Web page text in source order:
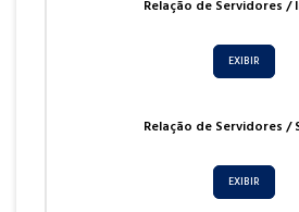
Relação de Servidores /
EXIBIR
Relação de Servidores /
EXIBIR